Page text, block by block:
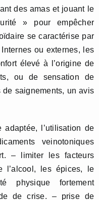
des amas et jouant le
» pour empêcher
se caractérise par
ou externes, les
élevé à l’origine de
ou de sensation de
saignements, un avis
l’utilisation de
veinotoniques
– limiter les facteurs
l’alcool, les épices, le
fortement
de crise. – prise de